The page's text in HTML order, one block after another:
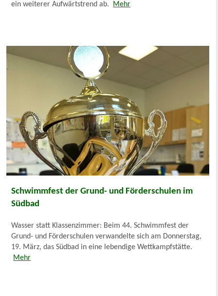
ein weiterer Aufwärtstrend ab. Mehr
Schwimmfest der Grund- und Förderschulen im
Südbad
Wasser statt Klassenzimmer: Beim 44. Schwimmfest der
Grund- und Förderschulen verwandelte sich am Donnerstag,
19. März, das Südbad in eine lebendige Wettkampfstätte.
Mehr